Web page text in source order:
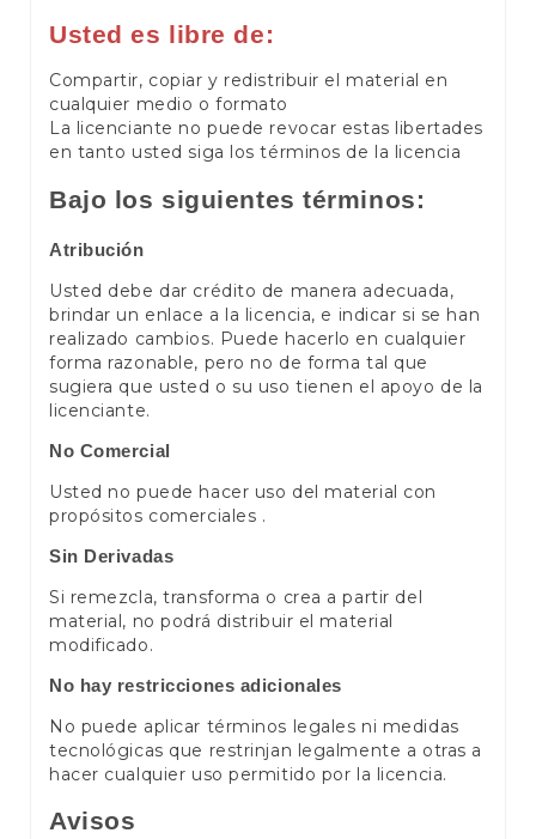
Usted es libre de:
Compartir, copiar y redistribuir el material en
cualquier medio o formato
La licenciante no puede revocar estas libertades
en tanto usted siga los términos de la licencia
Bajo los siguientes términos:
Atribución
Usted debe dar crédito de manera adecuada,
brindar un enlace a la licencia, e indicar si se han
realizado cambios. Puede hacerlo en cualquier
forma razonable, pero no de forma tal que
sugiera que usted o su uso tienen el apoyo de la
licenciante.
No Comercial
Usted no puede hacer uso del material con
propósitos comerciales .
Sin Derivadas
Si remezcla, transforma o crea a partir del
material, no podrá distribuir el material
modificado.
No hay restricciones adicionales
No puede aplicar términos legales ni medidas
tecnológicas que restrinjan legalmente a otras a
hacer cualquier uso permitido por la licencia.
Avisos